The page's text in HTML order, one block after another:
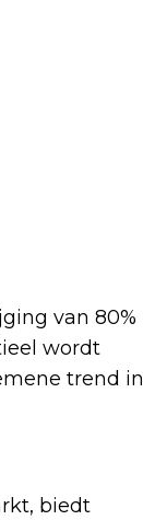
van 80%
wordt
trend in
biedt